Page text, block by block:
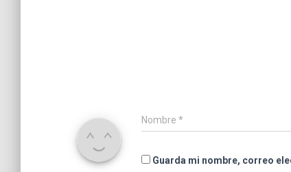
Nombre *
Guarda mi nombre, correo